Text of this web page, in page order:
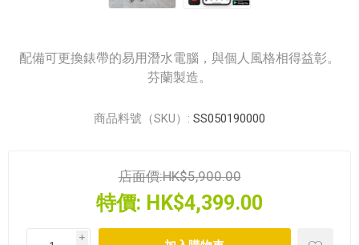
配備可更換錶帶的易用潛水電腦，與個人風格相得益彰。
芬蘭製造。
商品料號（SKU）: SS050190000
店面價:HK$5,900.00
特價: HK$4,399.00
i